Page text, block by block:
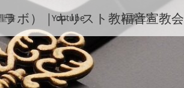
ボ）｜キリスト教福音宣教会
書 Youtube 日常生活